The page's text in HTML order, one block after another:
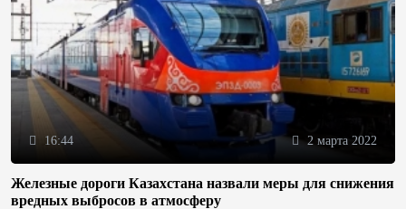
16:44 2 марта 2022
Железные дороги Казахстана назвали меры для снижения
вредных выбросов в атмосферу